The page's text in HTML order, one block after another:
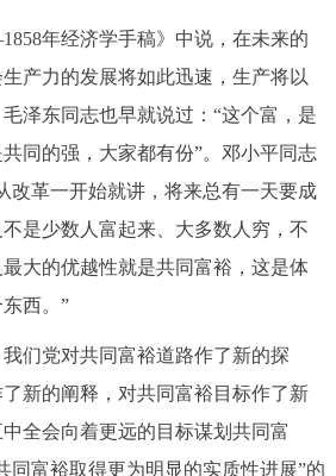
年经济学手稿》中说，在未来的
产力的发展将如此迅速，生产将以
泽东同志也早就说过：“这个富，是
同的强，大家都有份”。邓小平同志
改革一开始就讲，将来总有一天要成
是少数人富起来、大多数人穷，不
大的优越性就是共同富裕，这是体
西。”
党对共同富裕道路作了新的探
新的阐释，对共同富裕目标作了新
全会向着更远的目标谋划共同富
同富裕取得更为明显的实质性进展”的